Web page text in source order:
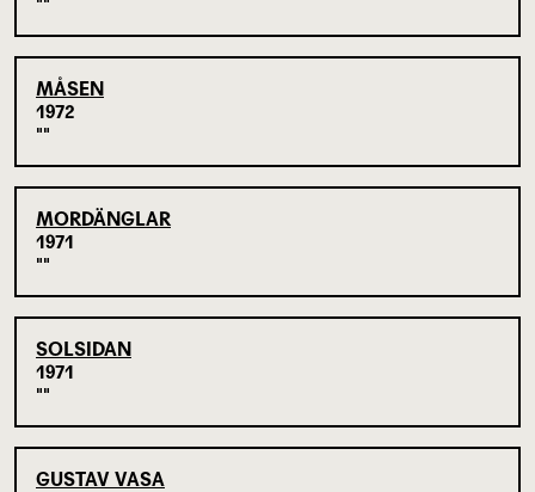
MÅSEN
1972
MORDÄNGLAR
1971
SOLSIDAN
1971
GUSTAV VASA